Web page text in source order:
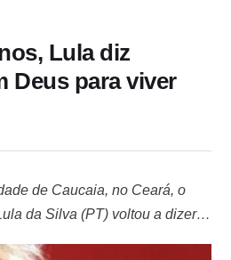
Lula diz
Deus para viver
de Caucaia, no Ceará, o
da Silva (PT) voltou a dizer